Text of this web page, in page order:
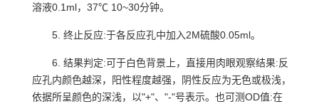
溶液0.1ml，37℃ 10~30分钟。
5. 终止反应:于各反应孔中加入2M硫酸0.05ml。
6. 结果判定:可于白色背景上，直接用肉眼观察结果:反
应孔内颜色越深，阳性程度越强，阴性反应为无色或极浅，
依据所呈颜色的深浅，以"+"、"-"号表示。也可测OD值:在